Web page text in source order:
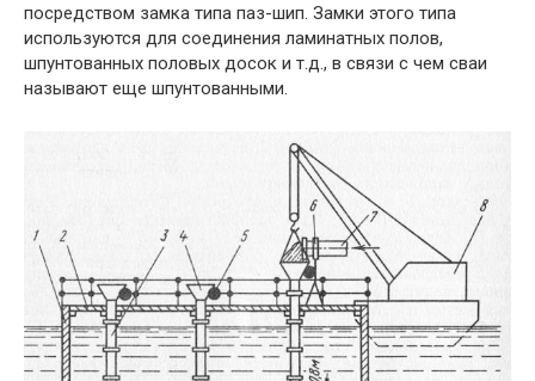
посредством замка типа паз-шип. Замки этого типа
используются для соединения ламинатных полов,
шпунтованных половых досок и т.д., в связи с чем сваи
называют еще шпунтованными.